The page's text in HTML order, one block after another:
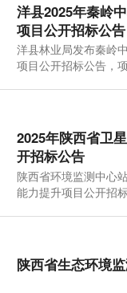
洋县2025年秦岭
项目公开招标公告
洋县林业局发布秦岭
项目公开招标公告，
2025年陕西省卫
开招标公告
陕西省环境监测中心
能力提升项目公开招
陕西省生态环境